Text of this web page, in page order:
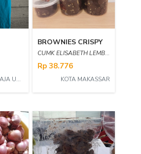
KAB. TORAJA UTARA
BROWNIES CRISPY
CUMK ELISABETH LEMBANG
Rp 38.776
KOTA MAKASSAR